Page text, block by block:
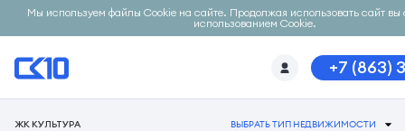
Мы используем файлы Cookie на сайте. Продолжая использовать сайт вы
использованием Cookie.
+7 (863)
ЖК КУЛЬТУРА ВЫБРАТЬ ТИП НЕДВИЖИМОСТИ